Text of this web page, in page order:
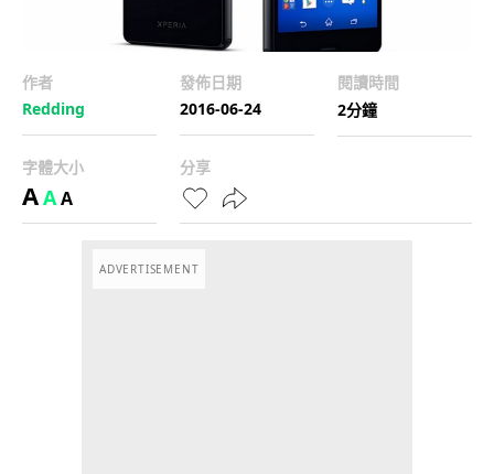
作者
Redding
發佈日期
2016-06-24
閱讀時間
2分鐘
字體大小
AAA
分享
ADVERTISEMENT